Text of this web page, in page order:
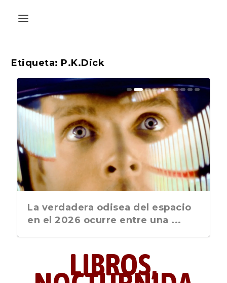
Etiqueta: P.K.Dick
La última postal de la temporada
nos recuerda que nos vamos ...
La verdadera odisea del espacio
en el 2026 ocurre entre una ...
LIBROS,